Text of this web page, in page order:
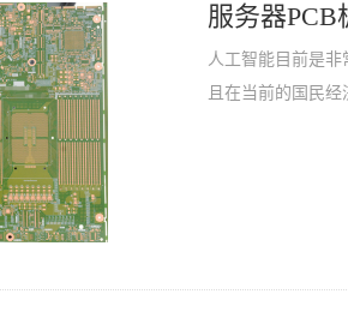
服务器PCB
人工智能目前是
且在当前的国民